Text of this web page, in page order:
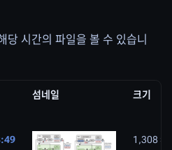
당 시간의 파일을 볼 수 있습니
섬네일 크기
1,308 ×